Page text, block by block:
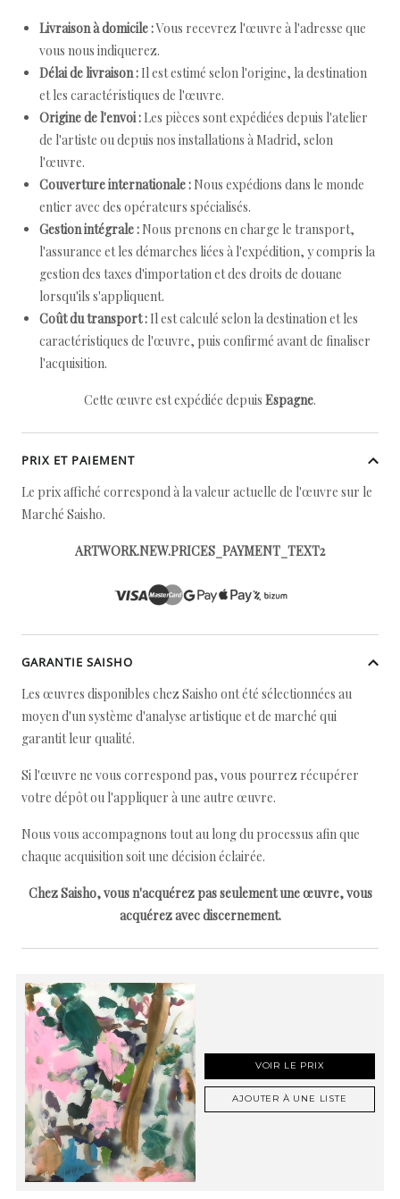
Livraison à domicile :Vous recevrez l'œuvre à l'adresse que
vous nous indiquerez.
Délai de livraison : Il est estimé selon l'origine, la destination
et les caractéristiques de l'œuvre.
Origine de l'envoi : Les pièces sont expédiées depuis l'atelier
de l'artiste ou depuis nos installations à Madrid, selon
l'œuvre.
Couverture internationale : Nous expédions dans le monde
entier avec des opérateurs spécialisés.
Gestion intégrale : Nous prenons en charge le transport,
l'assurance et les démarches liées à l'expédition, y compris la
gestion des taxes d'importation et des droits de douane
lorsqu'ils s'appliquent.
Coût du transport : Il est calculé selon la destination et les
caractéristiques de l'œuvre, puis confirmé avant de finaliser
l'acquisition.
Cette œuvre est expédiée depuis Espagne.
PRIX ET PAIEMENT
Le prix affiché correspond à la valeur actuelle de l'œuvre sur le
Marché Saisho.
ARTWORK.NEW.PRICES_PAYMENT_TEXT2
GARANTIE SAISHO
Les œuvres disponibles chez Saisho ont été sélectionnées au
moyen d'un système d'analyse artistique et de marché qui
garantit leur qualité.
Si l'œuvre ne vous correspond pas, vous pourrez récupérer
votre dépôt ou l'appliquer à une autre œuvre.
Nous vous accompagnons tout au long du processus afin que
chaque acquisition soit une décision éclairée.
Chez Saisho, vous n'acquérez pas seulement une œuvre, vous
acquérez avec discernement.
VOIR LE PRIX
AJOUTER À UNE LISTE